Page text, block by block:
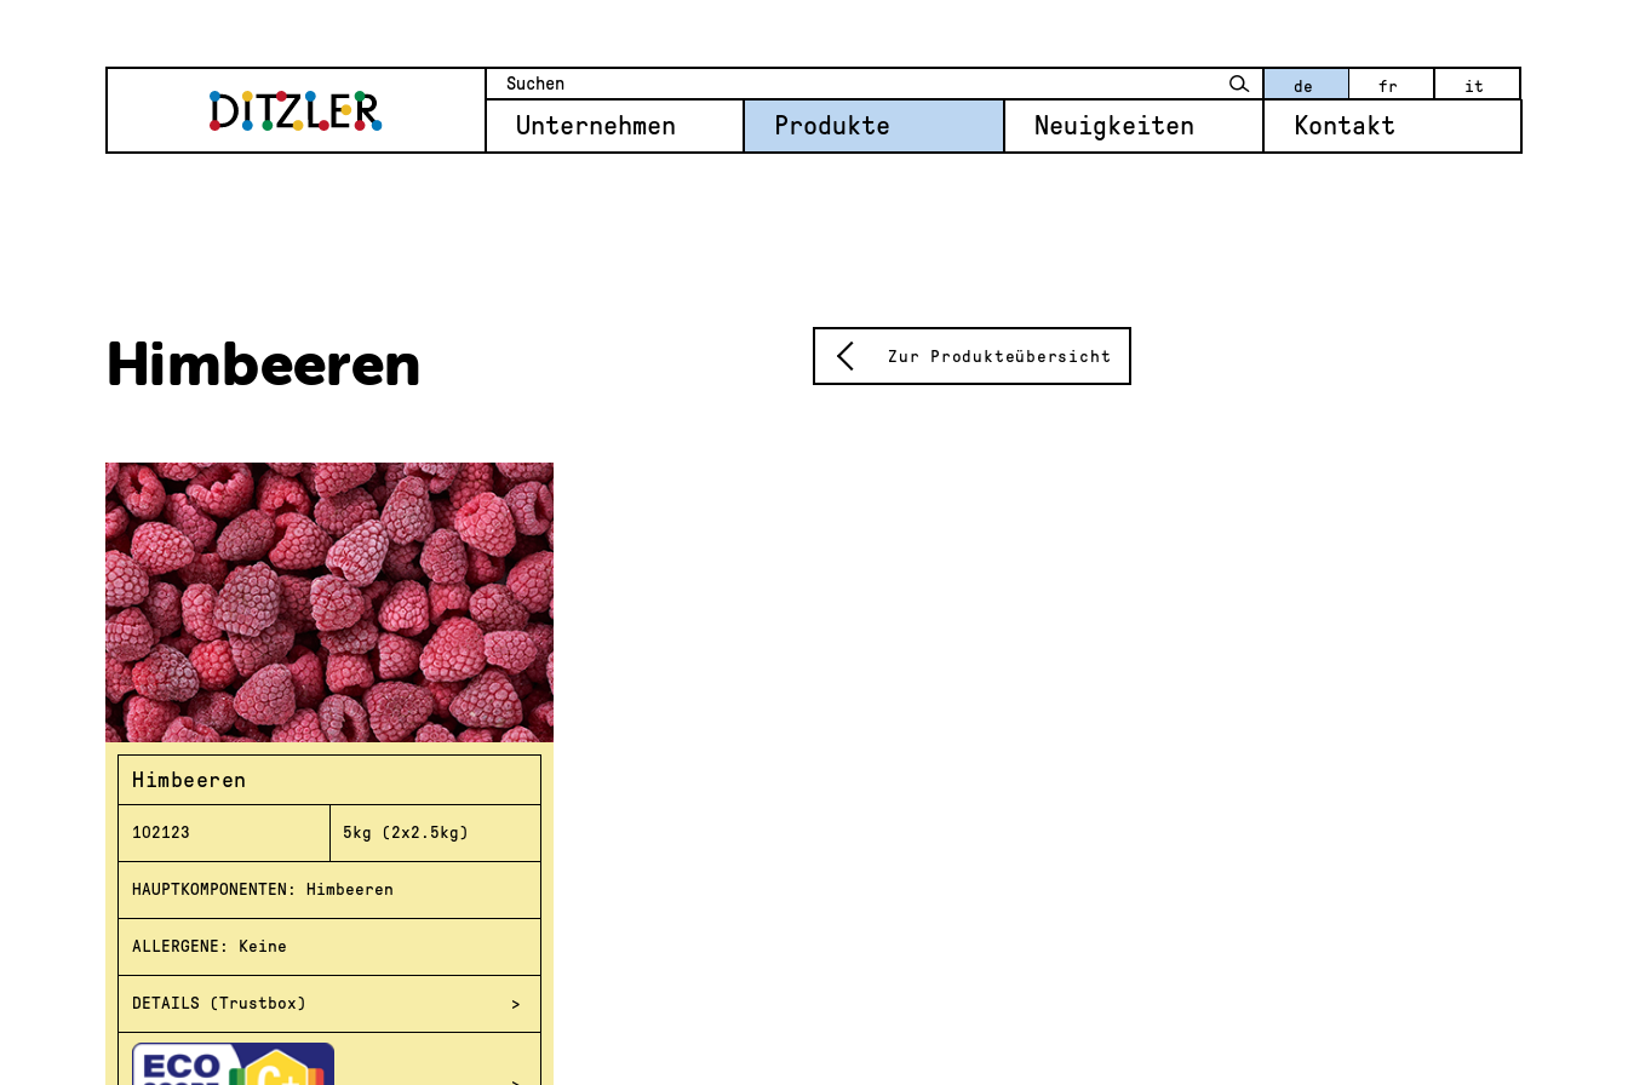
Unternehmen Produkte Neuigkeiten Kontakt
de it
fr
Himbeeren Zur Produkteübersicht
Himbeeren
102123 5kg (2x2.5kg)
HAUPTKOMPONENTEN: Himbeeren
ALLERGENE: Keine
DETAILS (Trustbox)